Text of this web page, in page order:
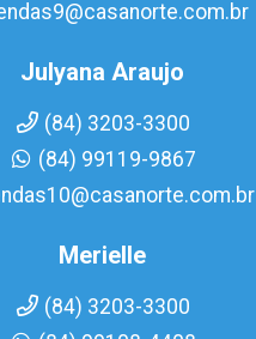
Julyana Araujo
(84) 3203-3300
(84) 99119-9867
Merielle
(84) 3203-3300